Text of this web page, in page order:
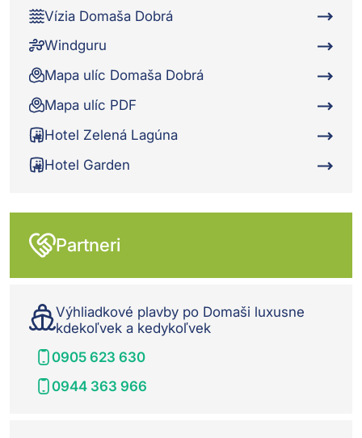
Vízia Domaša Dobrá
Windguru
Mapa ulíc Domaša Dobrá
Mapa ulíc PDF
Hotel Zelená Lagúna
Hotel Garden
Partneri
Výhliadkové plavby po Domaši luxusne
kdekoľvek a kedykoľvek
0905 623 630
0944 363 966